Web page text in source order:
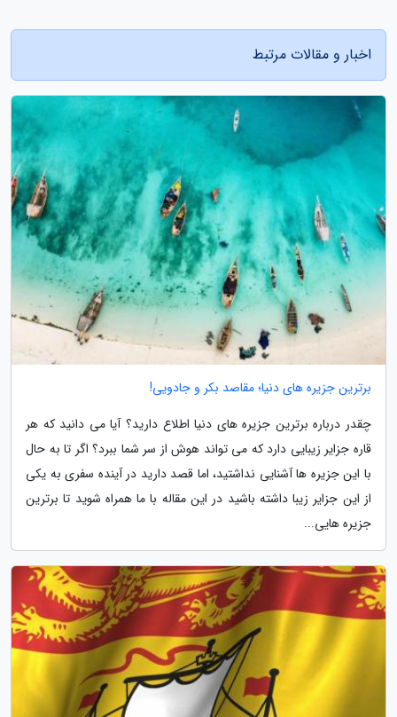
اخبار و مقالات مرتبط
برترین جزیره های دنیا؛ مقاصد بکر و جادویی!
چقدر درباره برترین جزیره های دنیا اطلاع دارید؟ آیا می دانید که هر
قاره جزایر زیبایی دارد که می تواند هوش از سر شما ببرد؟ اگر تا به حال
با این جزیره ها آشنایی نداشتید، اما قصد دارید در آینده سفری به یکی
از این جزایر زیبا داشته باشید در این مقاله با ما همراه شوید تا برترین
جزیره هایی...